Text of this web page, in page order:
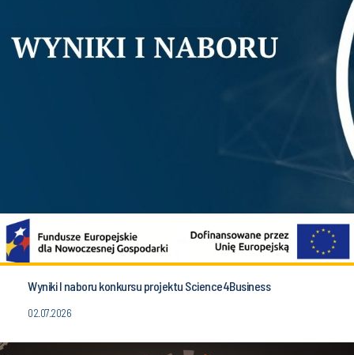
Wyniki I naboru konkursu projektu Science4Business
02.07.2026